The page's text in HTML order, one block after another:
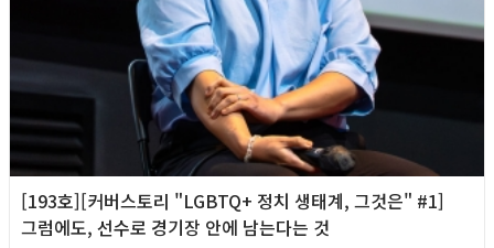
[193호][커버스토리 "LGBTQ+ 정치 생태계, 그것은" #1]
그럼에도, 선수로 경기장 안에 남는다는 것